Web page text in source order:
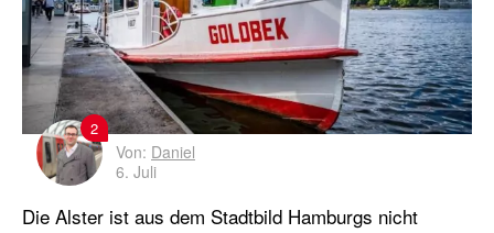
2
Von: Daniel
6. Juli
Die Alster ist aus dem Stadtbild Hamburgs nicht